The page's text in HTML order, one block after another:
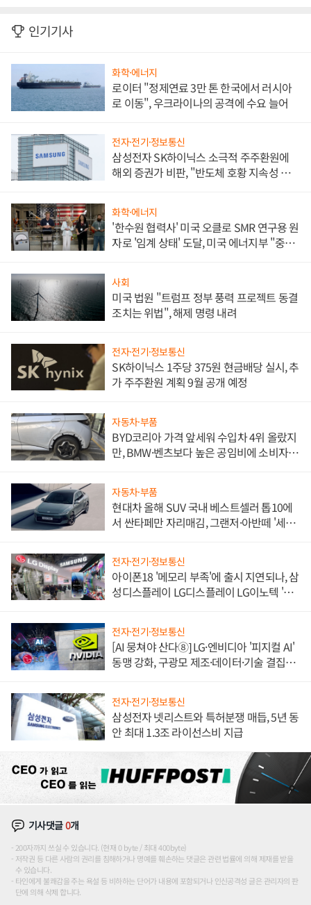
인기기사
화학·에너지
로이터 "정제연료 3만 톤 한국에서 러시아
로 이동", 우크라이나의 공격에 수요 늘어
전자·전기·정보통신
삼성전자 SK하이닉스 소극적 주주환원에
해외 증권가 비판, "반도체 호황 지속성 의
화학·에너지
'한수원 협력사' 미국 오클로 SMR 연구용 원
자로 '임계 상태' 도달, 미국 에너지부 "중요
사회
미국 법원 "트럼프 정부 풍력 프로젝트 동결
조치는 위법", 해제 명령 내려
전자·전기·정보통신
SK하이닉스 1주당 375원 현금배당 실시, 추
가 주주환원 계획 9월 공개 예정
자동차·부품
BYD코리아 가격 앞세워 수입차 4위 올랐지
만, BMW·벤츠보다 높은 공임비에 소비자
자동차·부품
현대차 올해 SUV 국내 베스트셀러 톱10에
서 싼타페만 자리매김, 그랜저·아반떼 '세단
전자·전기·정보통신
아이폰18 '메모리 부족'에 출시 지연되나, 삼
성디스플레이 LG디스플레이 LG이노텍 '탈
전자·전기·정보통신
[AI 뭉쳐야 산다⑧] LG·엔비디아 '피지컬 AI'
동맹 강화, 구광모 제조·데이터·기술 결집
전자·전기·정보통신
삼성전자 넷리스트와 특허분쟁 매듭, 5년 동
안 최대 1.3조 라이선스비 지급
기사댓글0개
200자까지 쓰실 수 있습니다. (현재 0 byte / 최대 400byte)
저작권 등 다른 사람의 권리를 침해하거나 명예를 훼손하는 댓글은 관련 법률에 의해 제재를 받을
수 있습니다.
타인에게 불쾌감을 주는 욕설 등 비하하는 단어가 내용에 포함되거나 인신공격성 글은 관리자의 판
단에 의해 삭제 합니다.